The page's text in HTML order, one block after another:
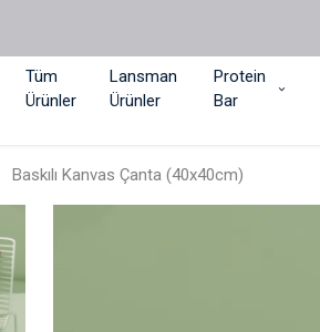
Tüm
Ürünler
Lansman
Ürünler
Protein
Bar
Baskılı Kanvas Çanta (40x40cm)